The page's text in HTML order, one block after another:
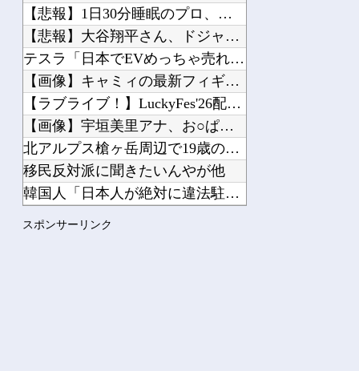
Powered by livedoor 相互RSS
【悲報】1日30分睡眠のプロ、『大爆発』してしまった結果・・...
【悲報】大谷翔平さん、ドジャースのヘッダー画像から消えるｗｗ...
テスラ「日本でEVめっちゃ売れるから拠点を増やすね」他
【画像】キャミィの最新フィギュア(約18万円)、ガチで作り込...
【ラブライブ！】LuckyFes'26配信中！他
【画像】宇垣美里アナ、お○ぱいアピールが限界突破してしまうｗ...
北アルプス槍ヶ岳周辺で19歳の男子大学生が遭難 単独で1泊2...
移民反対派に聞きたいんやが他
韓国人「日本人が絶対に違法駐車をしない本当の理由がこちら…」...
スポンサーリンク